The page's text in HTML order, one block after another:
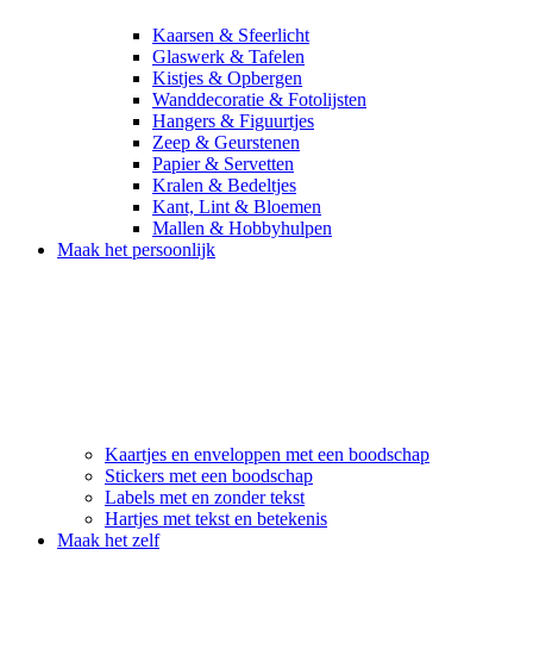
Kaarsen & Sfeerlicht
Glaswerk & Tafelen
Kistjes & Opbergen
Wanddecoratie & Fotolijsten
Hangers & Figuurtjes
Zeep & Geurstenen
Papier & Servetten
Kralen & Bedeltjes
Kant, Lint & Bloemen
Mallen & Hobbyhulpen
Maak het persoonlijk
Kaartjes en enveloppen met een boodschap
Stickers met een boodschap
Labels met en zonder tekst
Hartjes met tekst en betekenis
Maak het zelf